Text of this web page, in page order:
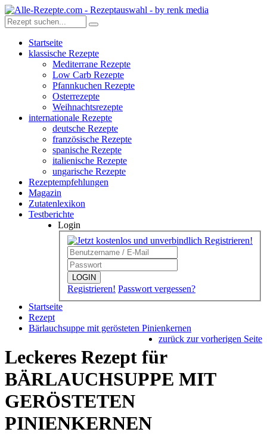
Startseite
klassische Rezepte
Mediterrane Rezepte
Low Carb Rezepte
Pfannkuchen Rezepte
Osterrezepte
Weihnachtsrezepte
internationale Rezepte
deutsche Rezepte
französische Rezepte
spanische Rezepte
italienische Rezepte
ungarische Rezepte
Rezeptempfehlungen
Magazin
Zutatenlexikon
Testberichte
Login
LOGIN
Registrieren! Passwort vergessen?
Startseite
Rezept
Bärlauchsuppe mit gerösteten Pinienkernen
zurück zur vorherigen Seite
Leckeres Rezept für
BÄRLAUCHSUPPE MIT
GERÖSTETEN
PINIENKERNEN